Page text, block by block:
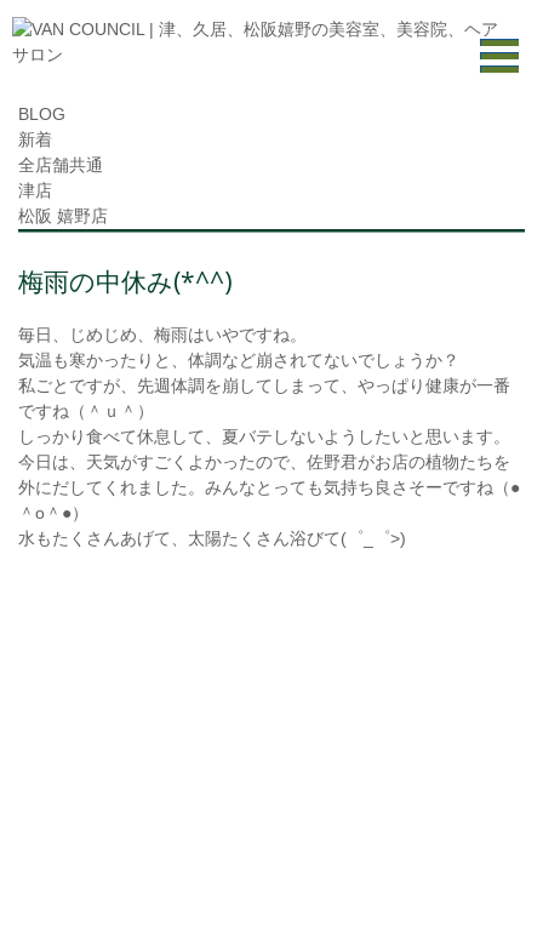
BLOG
新着
全店舗共通
津店
松阪 嬉野店
梅雨の中休み(*^^)
毎日、じめじめ、梅雨はいやですね。
気温も寒かったりと、体調など崩されてないでしょうか？
私ごとですが、先週体調を崩してしまって、やっぱり健康が一番
ですね（＾ｕ＾）
しっかり食べて休息して、夏バテしないようしたいと思います。
今日は、天気がすごくよかったので、佐野君がお店の植物たちを
外にだしてくれました。みんなとっても気持ち良さそーですね（●
＾o＾●）
水もたくさんあげて、太陽たくさん浴びて(゜_゜>)